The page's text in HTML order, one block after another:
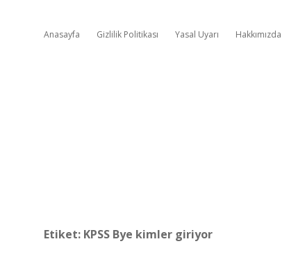
Anasayfa Gizlilik Politikası Yasal Uyarı Hakkımızda
Etiket: KPSS Bye kimler giriyor